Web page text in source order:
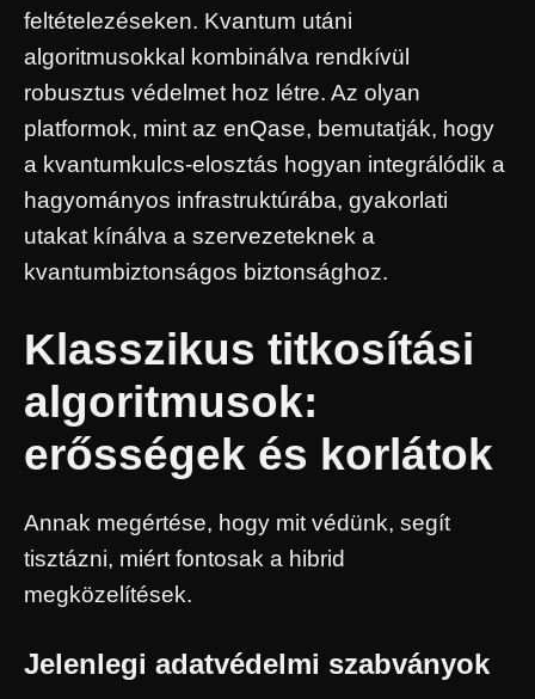
feltételezéseken. Kvantum utáni
algoritmusokkal kombinálva rendkívül
robusztus védelmet hoz létre. Az olyan
platformok, mint az enQase, bemutatják, hogy
a kvantumkulcs-elosztás hogyan integrálódik a
hagyományos infrastruktúrába, gyakorlati
utakat kínálva a szervezeteknek a
kvantumbiztonságos biztonsághoz.
Klasszikus titkosítási
algoritmusok:
erősségek és korlátok
Annak megértése, hogy mit védünk, segít
tisztázni, miért fontosak a hibrid
megközelítések.
Jelenlegi adatvédelmi szabványok